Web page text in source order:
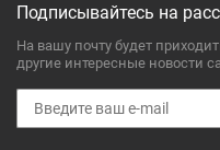
Подписывайтесь на
На вашу почту будет
другие интересные новости